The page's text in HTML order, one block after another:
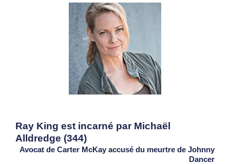
Ray King est incarné par Michaël
Alldredge (344)
Avocat de Carter McKay accusé du meurtre de Johnny
Dancer